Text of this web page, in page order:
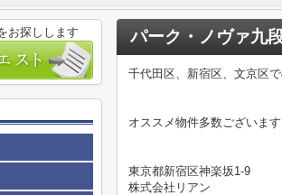
パーク・ノヴァ九
千代田区、新宿区、文京区
オススメ物件多数ございま
東京都新宿区神楽坂1-9
株式会社リアン
お探しします